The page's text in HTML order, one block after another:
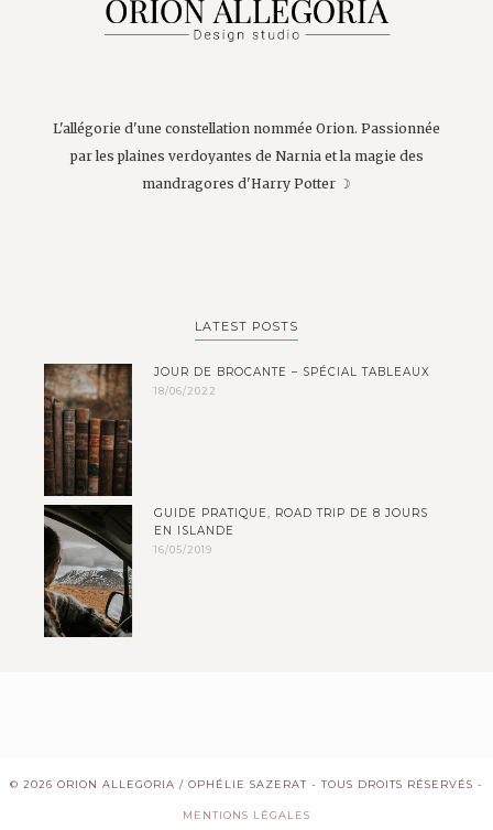
L'allégorie d'une constellation nommée Orion. Passionnée
par les plaines verdoyantes de Narnia et la magie des
mandragores d'Harry Potter ☽
LATEST POSTS
JOUR DE BROCANTE – SPÉCIAL TABLEAUX
18/06/2022
GUIDE PRATIQUE, ROAD TRIP DE 8 JOURS
EN ISLANDE
16/05/2019
© 2026 ORION ALLEGORIA / OPHÉLIE SAZERAT - TOUS DROITS RÉSERVÉS -
MENTIONS LÉGALES